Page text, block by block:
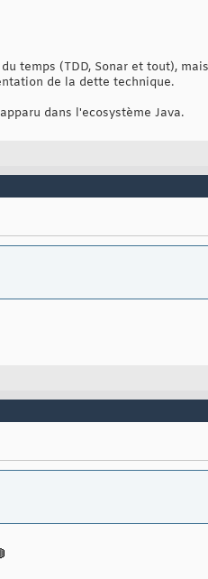
temps (TDD, Sonar et tout),
de la dette technique.
dans l'ecosystème Java.